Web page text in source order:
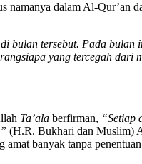
namanya dalam Al-Qur’an
bulan tersebut. Pada
yang tercegah dari
Ta’ala berfirman, “Setiap
(H.R. Bukhari dan Muslim)
banyak tanpa